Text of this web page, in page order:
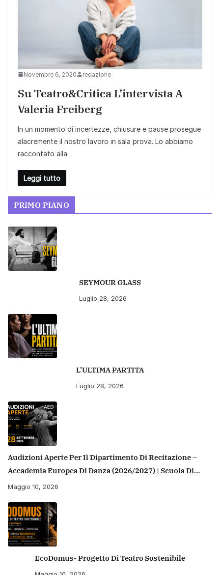
Novembre 6, 2020 redazione
Su Teatro&Critica L’intervista A
Valeria Freiberg
In un momento di incertezze, chiusure e pause prosegue
alacremente il nostro lavoro in sala prova. Lo abbiamo
raccontato alla
Leggi tutto
PRIMO PIANO
SEYMOUR GLASS
Luglio 28, 2026
L’ULTIMA PARTITA
Luglio 28, 2026
Audizioni Aperte Per Il Dipartimento Di Recitazione –
Accademia Europea Di Danza (2026/2027) | Scuola Di
Recitazione A Roma
Maggio 10, 2026
EcoDomus- Progetto Di Teatro Sostenibile